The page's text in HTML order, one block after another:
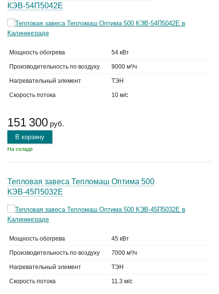
КЭВ-54П5042Е
Мощность обогрева 54 кВт
Производительность по воздуху 9000 м³/ч
Нагревательный элемент ТЭН
Скорость потока 10 м/с
151 300 руб.
В корзину
На складе
Тепловая завеса Тепломаш Оптима 500
КЭВ-45П5032Е
Мощность обогрева 45 кВт
Производительность по воздуху 7000 м³/ч
Нагревательный элемент ТЭН
Скорость потока 11.3 м/с